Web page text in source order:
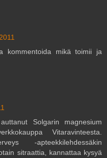
kommentoida mikä toimii ja
Solgarin magnesium
Vitaravinteesta.
-apteekkilehdessäkin
sitraattia, kannattaa kysyä